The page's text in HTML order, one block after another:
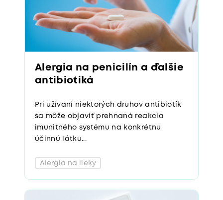
Alergia na penicilín a ďalšie
antibiotiká
Pri užívaní niektorých druhov antibiotík
sa môže objaviť prehnaná reakcia
imunitného systému na konkrétnu
účinnú látku...
Alergia na lieky